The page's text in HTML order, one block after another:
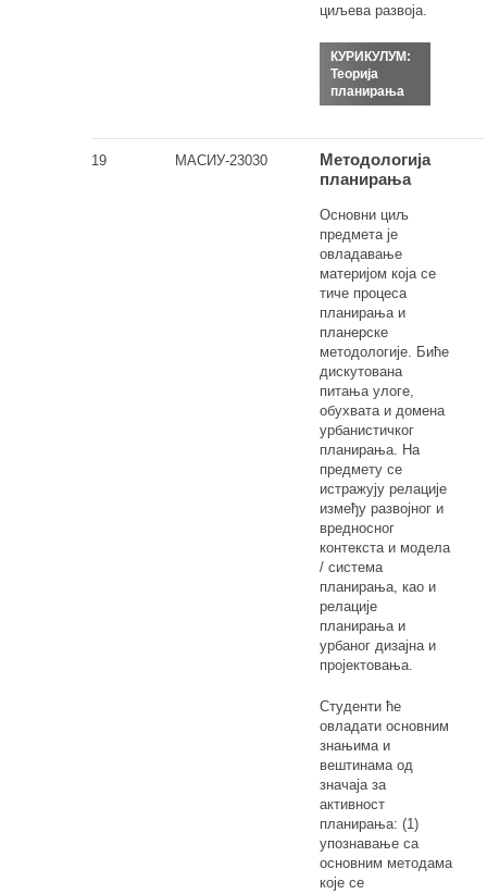
циљева развоја.
КУРИКУЛУМ:
Теорија
планирања
19 МАСИУ-23030
Методологија
планирања
Основни циљ
предмета је
овладавање
материјом која се
тиче процеса
планирања и
планерске
методологије. Биће
дискутована
питања улоге,
обухвата и домена
урбанистичког
планирања. На
предмету се
истражују релације
између развојног и
вредносног
контекста и модела
/ система
планирања, као и
релације
планирања и
урбаног дизајна и
пројектовања.
Студенти ће
овладати основним
знањима и
вештинама од
значаја за
активност
планирања: (1)
упознавање са
основним методама
које се